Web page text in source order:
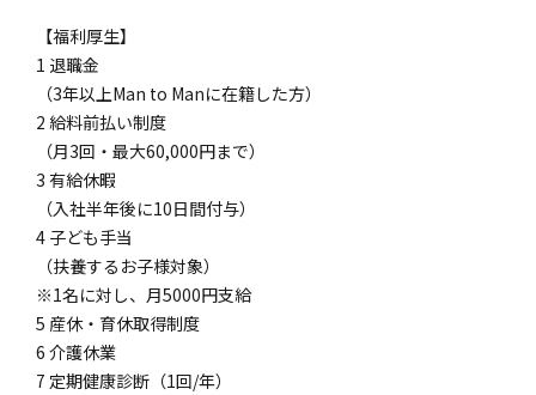
【福利厚生】
1 退職金
（3年以上Man to Manに在籍した方）
2 給料前払い制度
（月3回・最大60,000円まで）
3 有給休暇
（入社半年後に10日間付与）
4 子ども手当
（扶養するお子様対象）
※1名に対し、月5000円支給
5 産休・育休取得制度
6 介護休業
7 定期健康診断（1回/年）